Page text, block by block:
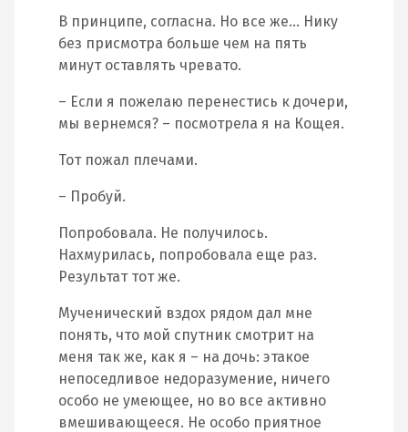
В принципе, согласна. Но все же… Нику
без присмотра больше чем на пять
минут оставлять чревато.
– Если я пожелаю перенестись к дочери,
мы вернемся? – посмотрела я на Кощея.
Тот пожал плечами.
– Пробуй.
Попробовала. Не получилось.
Нахмурилась, попробовала еще раз.
Результат тот же.
Мученический вздох рядом дал мне
понять, что мой спутник смотрит на
меня так же, как я – на дочь: этакое
непоседливое недоразумение, ничего
особо не умеющее, но во все активно
вмешивающееся. Не особо приятное